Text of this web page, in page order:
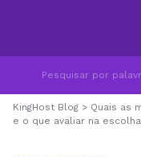
KingHost Blog > Quais as
e o que avaliar na